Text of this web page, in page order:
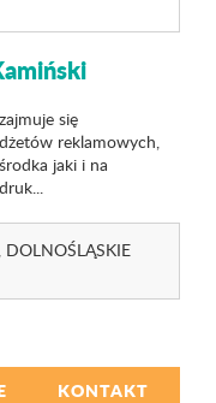
się
reklamowych,
jaki i na
DOLNOŚLĄSKIE
KONTAKT